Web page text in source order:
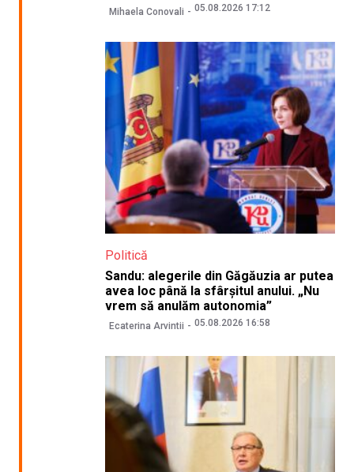
Mihaela Conovali 05.08.2026 17:12
Politică
Sandu: alegerile din Găgăuzia ar putea
avea loc până la sfârșitul anului. „Nu
vrem să anulăm autonomia”
Ecaterina Arvintii 05.08.2026 16:58